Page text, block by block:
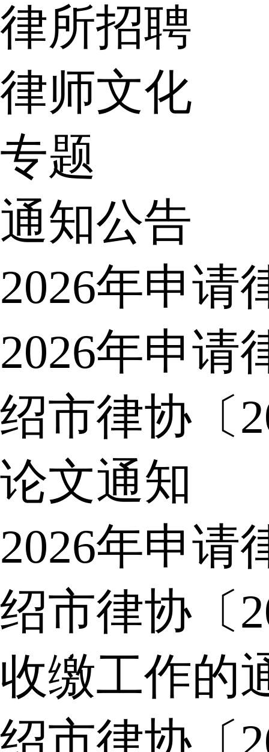
律所招聘
律师文化
专题
通知公告
2026年申请
2026年申请
绍市律协〔
论文通知
2026年申请
绍市律协〔
收缴工作的
绍市律协〔